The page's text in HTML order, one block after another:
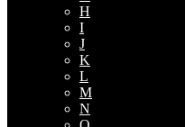
H
I
J
K
L
M
N